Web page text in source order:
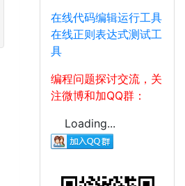
在线代码编辑运行工具
在线正则表达式测试工
具
编程问题探讨交流，关
注微博和加QQ群：
Loading...